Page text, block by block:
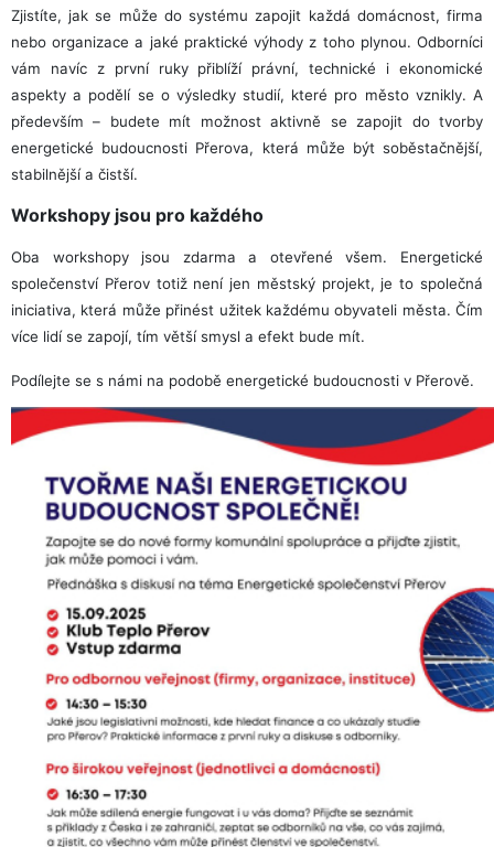
Zjistíte, jak se může do systému zapojit každá domácnost, firma
nebo organizace a jaké praktické výhody z toho plynou. Odborníci
vám navíc z první ruky přiblíží právní, technické i ekonomické
aspekty a podělí se o výsledky studií, které pro město vznikly. A
především – budete mít možnost aktivně se zapojit do tvorby
energetické budoucnosti Přerova, která může být soběstačnější,
stabilnější a čistší.
Workshopy jsou pro každého
Oba workshopy jsou zdarma a otevřené všem. Energetické
společenství Přerov totiž není jen městský projekt, je to společná
iniciativa, která může přinést užitek každému obyvateli města. Čím
více lidí se zapojí, tím větší smysl a efekt bude mít.
Podílejte se s námi na podobě energetické budoucnosti v Přerově.